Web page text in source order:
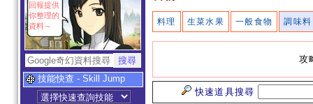
回報提供
你整理的
資料～
技能快查 - Skill Jump
料理 生菜水果 一般食物 調味料
攻
快速道具搜尋